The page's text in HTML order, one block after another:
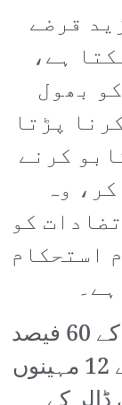
قرضے
ہے،
بھول
پڑتا
کرنے
وہ
کو
استحکام
بیرونی قرض ابھی جی ڈی پی کے 60 فیصد
سے ذائد تک پہنچ چکا ہے۔ اگلے 12 مہینوں